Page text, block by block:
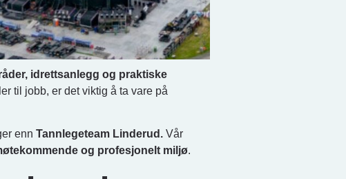
idrettsanlegg og praktiske
til jobb, er det viktig å ta vare på
enn Tannlegeteam Linderud. Vår
og profesjonelt miljø.